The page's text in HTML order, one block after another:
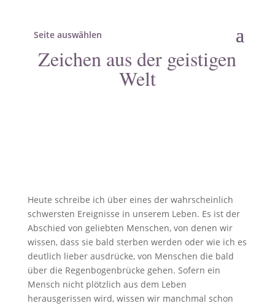
Seite auswählen
Zeichen aus der geistigen
Welt
Heute schreibe ich über eines der wahrscheinlich
schwersten Ereignisse in unserem Leben. Es ist der
Abschied von geliebten Menschen, von denen wir
wissen, dass sie bald sterben werden oder wie ich es
deutlich lieber ausdrücke, von Menschen die bald
über die Regenbogenbrücke gehen. Sofern ein
Mensch nicht plötzlich aus dem Leben
herausgerissen wird, wissen wir manchmal schon